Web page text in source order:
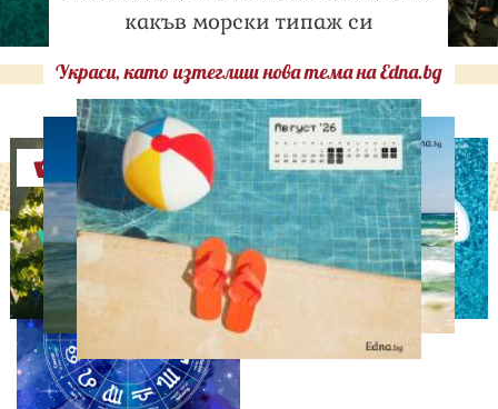
какъв морски типаж си
Украси, като изтеглиш нова тема на Edna.bg
Оферти
АСТРОЛОГИЯ
Дневен хороскоп за 6
август, четвъртък